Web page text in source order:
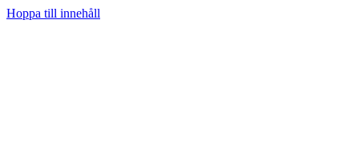
Hoppa till innehåll